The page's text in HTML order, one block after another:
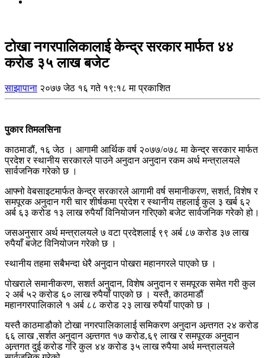
टोखा नगरपालिकालाई केन्द्र सरकार मार्फत ४४
करोड ३५ लाख बजेट
साझापाना २०७७ जेठ १६ गते १९:१८ मा प्रकाशित
पुकार तिमलसिना
काठमाडौं, १६ जेठ । आगामी आर्थिक वर्ष २०७७/०७८ मा केन्द्र सरकार मार्फत
प्रदेश र स्थानीय सरकारले पाउने अनुदान अनुदान रकम अर्थ मन्त्रालयले
सार्वजनिक गरेको छ ।
आफ्नो वेबसाइटमार्फत केन्द्र सरकारले आगामी वर्ष समानीकरण, सशर्त, विशेष र
समपूरक अनुदान गरी चार शीर्षकमा प्रदेश र स्थानीय तहलाई कुल ३ खर्ब ६२
अर्ब ६३ करोड १३ लाख रुपैयाँ विनियोजन गरिएको बजेट सार्वजनिक गरेको हो।
जसअनुसार अर्थ मन्त्रालयले ७ वटा प्रदेशलाई ९९ अर्ब ८७ करोड ३७ लाख
रुपैयाँ बजेट विनियोजन गरेको छ ।
स्थानीय तहमा सबैभन्दा धेरै अनुदान पोखरा महानगरले पाएको छ ।
पोखराले समानीकरण, सशर्त अनुदान, विशेष अनुदान र समपूरक समेत गरी कुल
२ अर्ब ५२ करोड ६० लाख रुपैयाँ पाएको छ । यस्तै, काठमाडौं
महानगरपालिकाले १ अर्ब ८८ करोड २३ लाख रुपैयाँ पाएको छ ।
यस्तै काठमाडौको टोखा नगरपालिकालाई समिकरण अनुदान अन्र्तगत २४ करोड
६६ लाख ,सर्शत अनुदान अन्र्तगत १७ करोड,६९ लाख र समपूरक अनुदान
अन्र्तगत दुई करोड गरि कुल ४४ करोड ३५ लाख रुपैया अर्थ मन्त्रालयले